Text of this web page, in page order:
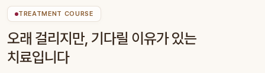
TREATMENT COURSE
오래 걸리지만, 기다릴 이유가 있는
치료입니다